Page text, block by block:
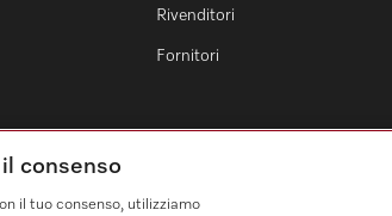
Rivenditori
Fornitori
consenso
il tuo consenso, utilizziamo